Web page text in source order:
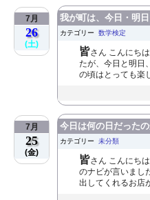
7月
26
(土)
我が町は、今日・明
カテゴリー 数学検定
皆さん こんにち
たが、今日と明日
の頃はとっても楽
7月
25
(金)
今日は何の日だった
カテゴリー 未分類
皆さん こんにち
のナビが言いまし
出してくれるお店